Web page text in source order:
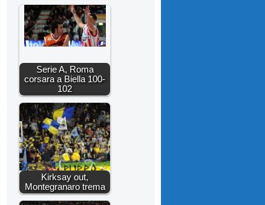
Serie A, Roma
corsara a Biella 100-
102
Kirksay out,
Montegranaro trema